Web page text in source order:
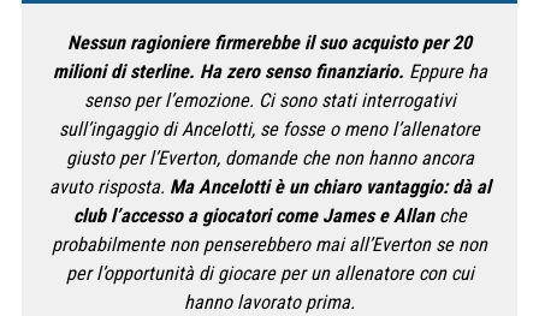
Nessun ragioniere firmerebbe il suo acquisto per 20
milioni di sterline. Ha zero senso finanziario. Eppure ha
senso per l’emozione. Ci sono stati interrogativi
sull’ingaggio di Ancelotti, se fosse o meno l’allenatore
giusto per l’Everton, domande che non hanno ancora
avuto risposta. Ma Ancelotti è un chiaro vantaggio: dà al
club l’accesso a giocatori come James e Allanche
probabilmente non penserebbero mai all’Everton se non
per l’opportunità di giocare per un allenatore con cui
hanno lavorato prima.